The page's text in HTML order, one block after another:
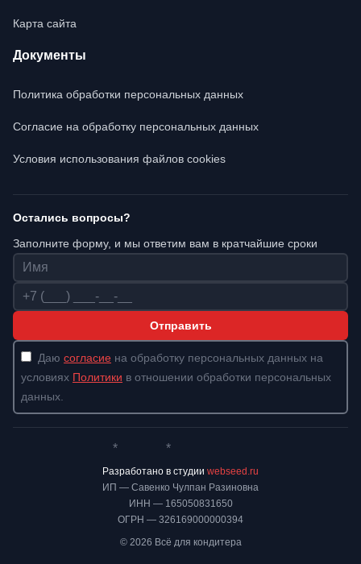
Карта сайта
Документы
Политика обработки персональных данных
Согласие на обработку персональных данных
Условия использования файлов cookies
Остались вопросы?
Заполните форму, и мы ответим вам в кратчайшие сроки
Имя
Телефон
Отправить
Даю согласие на обработку персональных данных на
условиях Политики в отношении обработки персональных
данных.
ИП — Савенко Чулпан Разиновна
ИНН — 165050831650
ОГРН — 326169000000394
© 2026 Всё для кондитера
* *
Разработано в студии webseed.ru